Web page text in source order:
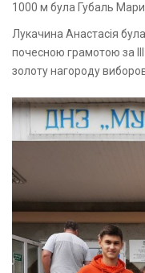
1000 м була Губаль
Лукачина Анастасія
почесною грамотою за
золоту нагороду